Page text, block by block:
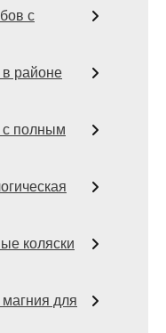
с
районе
с полным
коляски
для